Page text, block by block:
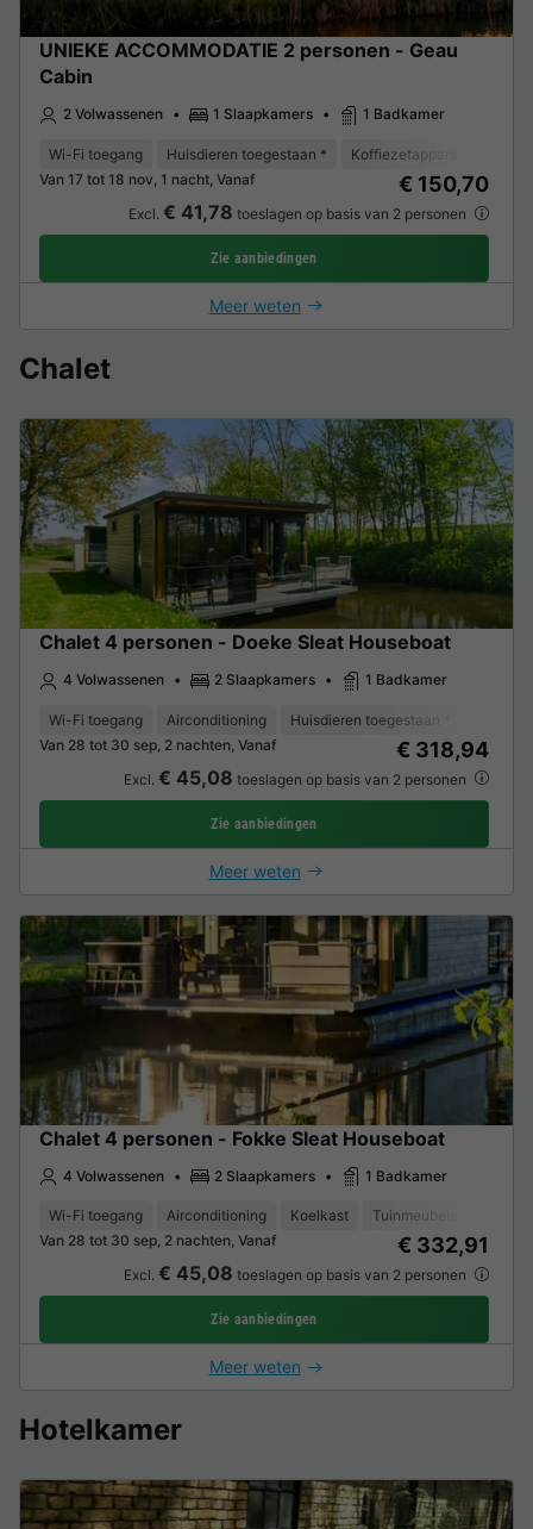
UNIEKE ACCOMMODATIE 2 personen - Geau
Cabin
2 Volwassenen 1 Slaapkamers 1 Badkamer
Wi-Fi toegang Huisdieren toegestaan * Koffiezetapparaat
Van 17 tot 18 nov, 1 nacht, Vanaf
€ 150,70
Excl. € 41,78 toeslagen op basis van 2 personen
Zie aanbiedingen
Meer weten
Chalet
Chalet 4 personen - Doeke Sleat Houseboat
4 Volwassenen 2 Slaapkamers 1 Badkamer
Wi-Fi toegang Airconditioning Huisdieren toegestaan *
Van 28 tot 30 sep, 2 nachten, Vanaf
€ 318,94
Excl. € 45,08 toeslagen op basis van 2 personen
Zie aanbiedingen
Meer weten
Chalet 4 personen - Fokke Sleat Houseboat
4 Volwassenen 2 Slaapkamers 1 Badkamer
Wi-Fi toegang Airconditioning Koelkast
Tuinmeubelen
Van 28 tot 30 sep, 2 nachten, Vanaf
€ 332,91
Excl. € 45,08 toeslagen op basis van 2 personen
Zie aanbiedingen
Meer weten
Hotelkamer